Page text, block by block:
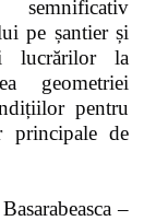
semnificativ
pe șantier și
lucrărilor la
geometriei
pentru
principale de
–